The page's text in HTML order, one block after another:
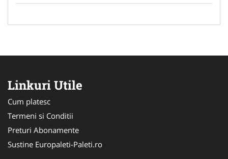
Linkuri Utile
Cum platesc
Termeni si Conditii
Preturi Abonamente
Sustine Europaleti-Paleti.ro